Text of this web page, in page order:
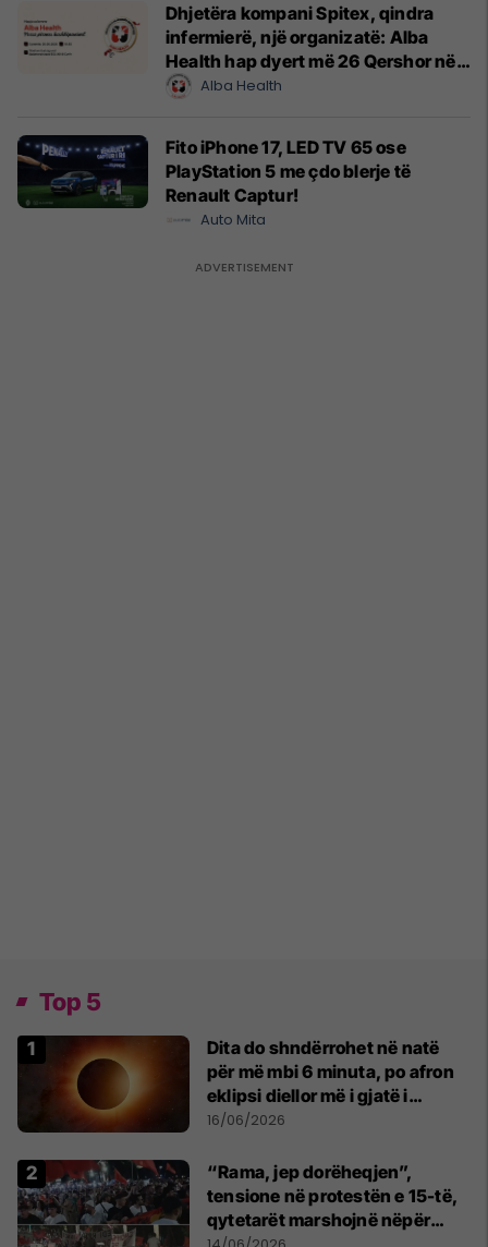
Dhjetëra kompani Spitex, qindra
infermierë, një organizatë: Alba
Health hap dyert më 26 Qershor në
CyrihAlba Health
Fito iPhone 17, LED TV 65 ose
PlayStation 5 me çdo blerje të
Renault Captur!
Auto Mita
Top 5
Dita do shndërrohet në natë
për më mbi 6 minuta, po afron
eklipsi diellor më i gjatë i
shekullit të 21-të
16/06/2026
“Rama, jep dorëheqjen”,
tensione në protestën e 15-të,
qytetarët marshojnë nëpër